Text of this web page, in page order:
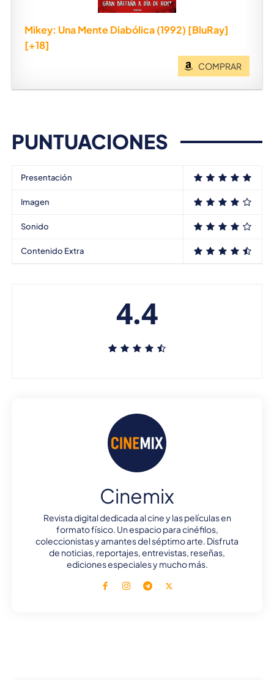
Mikey: Una Mente Diabólica (1992) [BluRay]
[+18]
COMPRAR
PUNTUACIONES
Presentación
Imagen
Sonido
Contenido Extra
4.4
Cinemix
Revista digital dedicada al cine y las películas en
formato físico. Un espacio para cinéfilos,
coleccionistas y amantes del séptimo arte. Disfruta
de noticias, reportajes, entrevistas, reseñas,
ediciones especiales y mucho más.